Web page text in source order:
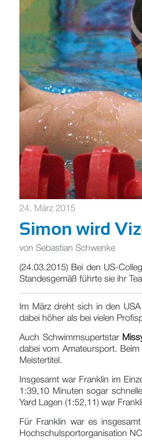
24. März 2015
Simon wird
von Sebastian Schwenke
(24.03.2015) Bei den US-
Standesgemäß führte sie ihr
Im März dreht sich in den
dabei höher als bei vielen
Auch Schwimmsupertstar
dabei vom Amateursport.
Meistertitel.
Insgesamt war Franklin im
1:39,10 Minuten sogar
Yard Lagen (1:52,11) war
Für Franklin war es
Hochschulsportorganisation